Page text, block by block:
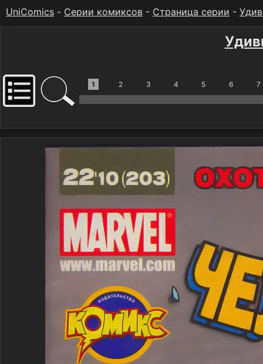
UniComics - Серии комиксов - Страница серии -
1 2 3 4 5 6 7